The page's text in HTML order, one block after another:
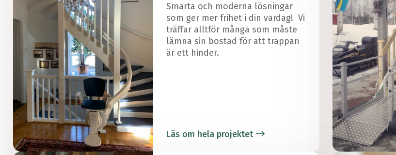
Smarta och moderna lösningar
som ger mer frihet i din vardag! Vi
träffar alltför många som måste
lämna sin bostad för att trappan
är ett hinder.
Läs om hela projektet